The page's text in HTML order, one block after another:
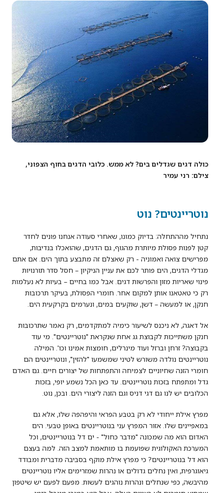
כולה דגים שגדלים בים? לא ממש. כלובי הדגים בחוף הצפוני,
צילם: רני עמיר
נוטריינטים? נוט
נתחיל מההתחלה: בדיוק כמונו, שאחרי סעודה אנחנו פונים לחדר
קטן לפנות פסולת מיותרת מהגוף, גם הדגים, שהואכלו בנדיבות,
מפרישים צואה ואמוניה - רק שאצלם זה מתבצע בתוך הים. אם אתם
מגדלי הדגים, הים פותר לכם את עניין הניקיון – חסל סדר תורנויות
פינוי שאריות מזון והפרשות דגים. אבל כמו בחיים – בעיות לא נעלמות
רק כי טאטאנו אותן למקום אחר. חומרי הפסולת, בעיקר תרכובות
חנקן, או למעשה – דשן, שוקעים במים, ונערמים בקרקעית הים.
אל דאגה, לא ניכנס לשיעור כימיה למתקדמים, רק נאמר שתרכובות
חנקן משתייכות לקבוצת גג אחת שנקראת "נוטריינטים". מי עוד
בקבוצה? זרחן וברזל ועוד מינרלים, חומצות אמינו וכו'. המילה
נוטריינטים נולדה משורש לטיני שמשמעו "להזין", ונוטריינטים הם
חומרי הזנה שחיוניים לצמיחה והתפתחות של יצורים חיים. גם האדם
גדל ומתפתח בזכות נוטריינטים. עד כאן הכל נשמע יופי, בזכות
הכלובים יש לנו גם דגי דניס וגם הזנה ליצורי הים. ובכן, נוט.
מפרץ אילת ייחודי לא רק בטבע הפראי והיפהפה שלו, אלא גם
במאפיינים שלו. אזור המפרץ עני בנוטריינטים באופן טבעי. הים
האדום הוא מה שמכונה "מדבר כחול" - ים דל בנוטריינטים, וכל
המערכת האקולוגית שפועמת בו מותאמת למצב הזה. למה בעצם
הוא דל בנוטריינטים? כי מפרץ אילת מוקף בסביבה מדברית ומבודד
גיאוגרפית, ואין נחלים גדולים או נהרות שמזרימים אליו נוטריינטים
מהיבשה, כפי שנחלים ונהרות נוהגים לעשות. מפעם לפעם יש שיטפון